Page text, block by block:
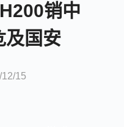
销中
国安
15